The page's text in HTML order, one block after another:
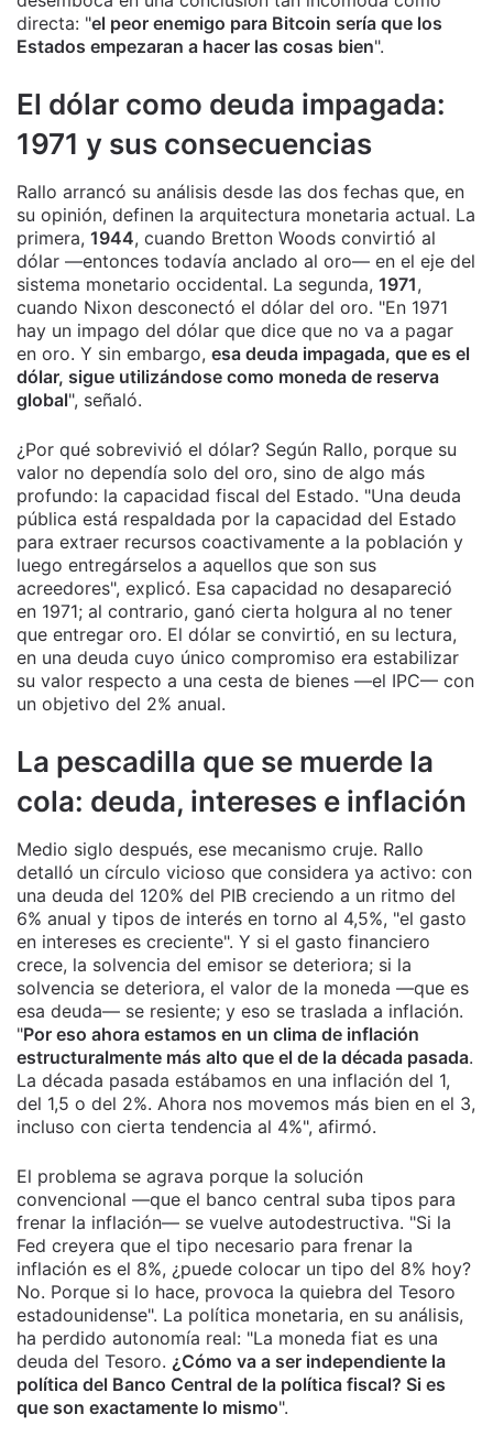
directa: "el peor enemigo para Bitcoin sería que los
Estados empezaran a hacer las cosas bien".
El dólar como deuda impagada:
1971 y sus consecuencias
Rallo arrancó su análisis desde las dos fechas que, en
su opinión, definen la arquitectura monetaria actual. La
primera, 1944, cuando Bretton Woods convirtió al
dólar —entonces todavía anclado al oro— en el eje del
sistema monetario occidental. La segunda, 1971,
cuando Nixon desconectó el dólar del oro. "En 1971
hay un impago del dólar que dice que no va a pagar
en oro. Y sin embargo, esa deuda impagada, que es el
dólar, sigue utilizándose como moneda de reserva
global", señaló.
¿Por qué sobrevivió el dólar? Según Rallo, porque su
valor no dependía solo del oro, sino de algo más
profundo: la capacidad fiscal del Estado. "Una deuda
pública está respaldada por la capacidad del Estado
para extraer recursos coactivamente a la población y
luego entregárselos a aquellos que son sus
acreedores", explicó. Esa capacidad no desapareció
en 1971; al contrario, ganó cierta holgura al no tener
que entregar oro. El dólar se convirtió, en su lectura,
en una deuda cuyo único compromiso era estabilizar
su valor respecto a una cesta de bienes —el IPC— con
un objetivo del 2% anual.
La pescadilla que se muerde la
cola: deuda, intereses e inflación
Medio siglo después, ese mecanismo cruje. Rallo
detalló un círculo vicioso que considera ya activo: con
una deuda del 120% del PIB creciendo a un ritmo del
6% anual y tipos de interés en torno al 4,5%, "el gasto
en intereses es creciente". Y si el gasto financiero
crece, la solvencia del emisor se deteriora; si la
solvencia se deteriora, el valor de la moneda —que es
esa deuda— se resiente; y eso se traslada a inflación.
"Por eso ahora estamos en un clima de inflación
estructuralmente más alto que el de la década pasada.
La década pasada estábamos en una inflación del 1,
del 1,5 o del 2%. Ahora nos movemos más bien en el 3,
incluso con cierta tendencia al 4%", afirmó.
El problema se agrava porque la solución
convencional —que el banco central suba tipos para
frenar la inflación— se vuelve autodestructiva. "Si la
Fed creyera que el tipo necesario para frenar la
inflación es el 8%, ¿puede colocar un tipo del 8% hoy?
No. Porque si lo hace, provoca la quiebra del Tesoro
estadounidense". La política monetaria, en su análisis,
ha perdido autonomía real: "La moneda fiat es una
deuda del Tesoro. ¿Cómo va a ser independiente la
política del Banco Central de la política fiscal? Si es
que son exactamente lo mismo".